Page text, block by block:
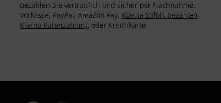
Bezahlen Sie vertraulich und sicher per Nachnahme,
Vorkasse, PayPal, Amazon Pay, Klarna Sofort bezahlen,
Klarna Ratenzahlung oder Kreditkarte.